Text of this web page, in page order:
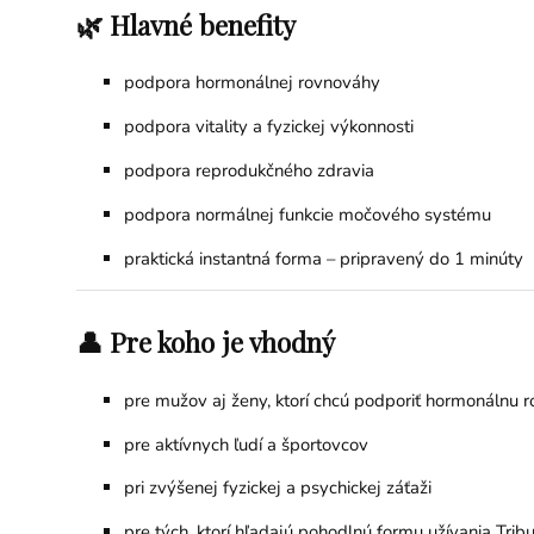
🌿 Hlavné benefity
podpora hormonálnej rovnováhy
podpora vitality a fyzickej výkonnosti
podpora reprodukčného zdravia
podpora normálnej funkcie močového systému
praktická instantná forma – pripravený do 1 minúty
👤 Pre koho je vhodný
pre mužov aj ženy, ktorí chcú podporiť hormonálnu
pre aktívnych ľudí a športovcov
pri zvýšenej fyzickej a psychickej záťaži